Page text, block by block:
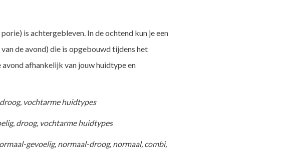
is achtergebleven. In de ochtend kun je een
de avond) die is opgebouwd tijdens het
afhankelijk van jouw huidtype en
vochtarme huidtypes
droog, vochtarme huidtypes
gevoelig, normaal-droog, normaal, combi,